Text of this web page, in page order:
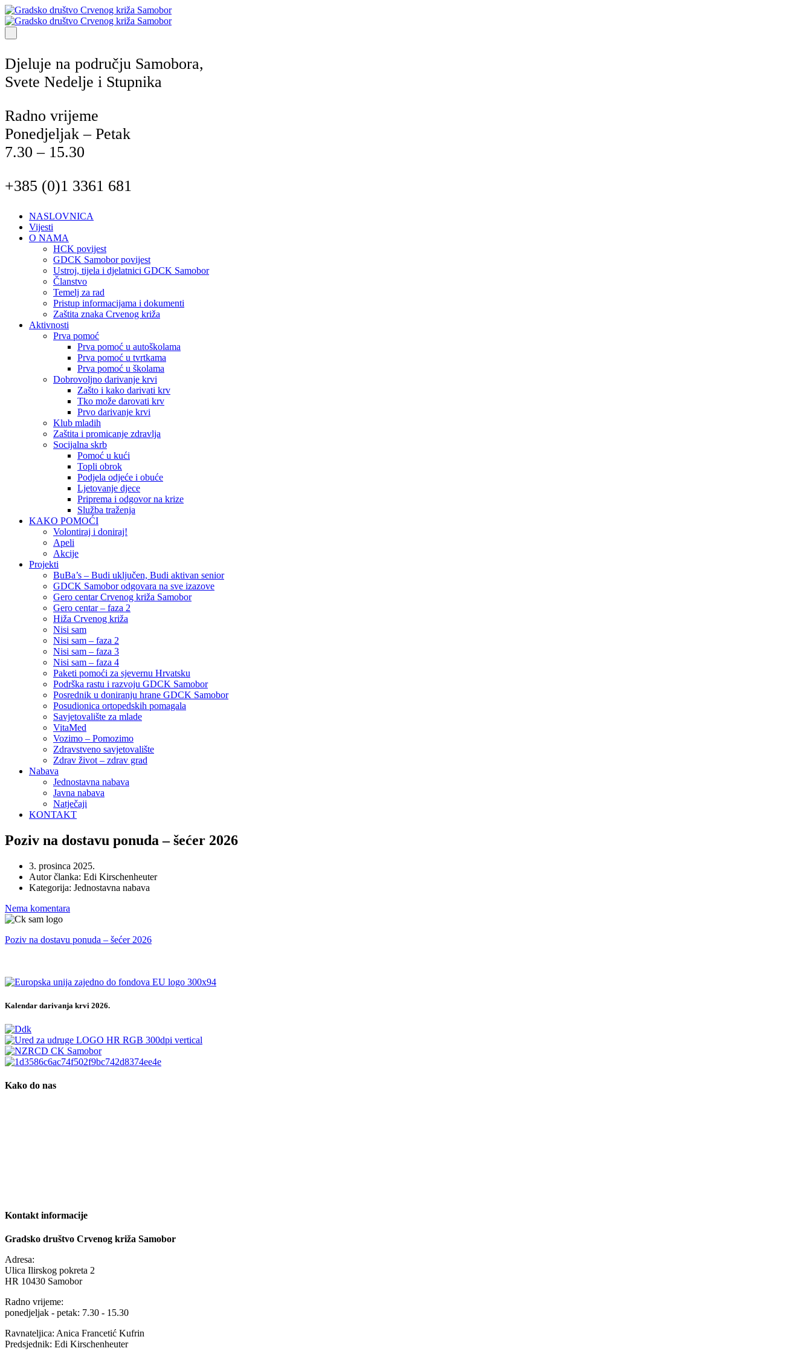
Djeluje na području Samobora,
Svete Nedelje i Stupnika
Radno vrijeme
Ponedjeljak – Petak
7.30 – 15.30
+385 (0)1 3361 681
NASLOVNICA
Vijesti
O NAMA
HCK povijest
GDCK Samobor povijest
Ustroj, tijela i djelatnici GDCK Samobor
Članstvo
Temelj za rad
Pristup informacijama i dokumenti
Zaštita znaka Crvenog križa
Aktivnosti
Prva pomoć
Prva pomoć u autoškolama
Prva pomoć u tvrtkama
Prva pomoć u školama
Dobrovoljno darivanje krvi
Zašto i kako darivati krv
Tko može darovati krv
Prvo darivanje krvi
Klub mladih
Zaštita i promicanje zdravlja
Socijalna skrb
Pomoć u kući
Topli obrok
Podjela odjeće i obuće
Ljetovanje djece
Priprema i odgovor na krize
Služba traženja
KAKO POMOĆI
Volontiraj i doniraj!
Apeli
Akcije
Projekti
BuBa’s – Budi uključen, Budi aktivan senior
GDCK Samobor odgovara na sve izazove
Gero centar Crvenog križa Samobor
Gero centar – faza 2
Hiža Crvenog križa
Nisi sam
Nisi sam – faza 2
Nisi sam – faza 3
Nisi sam – faza 4
Paketi pomoći za sjevernu Hrvatsku
Podrška rastu i razvoju GDCK Samobor
Posrednik u doniranju hrane GDCK Samobor
Posudionica ortopedskih pomagala
Savjetovalište za mlade
VitaMed
Vozimo – Pomozimo
Zdravstveno savjetovalište
Zdrav život – zdrav grad
Nabava
Jednostavna nabava
Javna nabava
Natječaji
KONTAKT
Poziv na dostavu ponuda – šećer 2026
3. prosinca 2025.
Autor članka: Edi Kirschenheuter
Kategorija: Jednostavna nabava
Nema komentara
Poziv na dostavu ponuda – šećer 2026
Kalendar darivanja krvi 2026.
Kako do nas
Kontakt informacije
Gradsko društvo Crvenog križa Samobor
Adresa:
Ulica Ilirskog pokreta 2
HR 10430 Samobor
Radno vrijeme:
ponedjeljak - petak: 7.30 - 15.30
Ravnateljica: Anica Francetić Kufrin
Predsjednik: Edi Kirschenheuter